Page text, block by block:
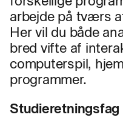
arbejde på tværs
Her vil du både
bred vifte af
computerspil,
programmer.
Studieretningsfag